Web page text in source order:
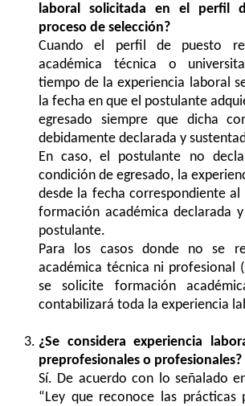
laboral solicitada en el perfil
proceso de selección?
Cuando el perfil de puesto
académica técnica o
tiempo de la experiencia laboral
la fecha en que el postulante
egresado siempre que dicha
debidamente declarada y
En caso, el postulante no
condición de egresado, la
desde la fecha correspondiente
formación académica declarada
postulante.
Para los casos donde no se
académica técnica ni profesional
se solicite formación
contabilizará toda la experiencia
¿Se considera experiencia
preprofesionales o profesionales?
Sí. De acuerdo con lo señalado
“Ley que reconoce las prácticas